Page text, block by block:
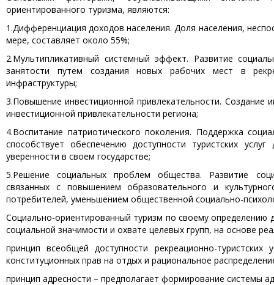
ориентированного туризма, являются:
1.Дифференциация доходов населения. Доля населения,
мере, составляет около 55%;
2.Мультипликативный системный эффект. Развитие
занятости путем создания новых рабочих мест в
инфраструктуры;
3.Повышение инвестиционной привлекательности. Создание
инвестиционной привлекательности региона;
4.Воспитание патриотического поколения. Поддержка
способствует обеспечению доступности туристских
уверенности в своем государстве;
5.Решение социальных проблем общества. Развитие
связанных с повышением образовательного и
потребителей, уменьшением общественной социально-
Социально-ориентированный туризм по своему
социальной значимости и охвате целевых групп, на основе
принцип всеобщей доступности рекреационно-
конституционных прав на отдых и рациональное
принцип адресности – предполагает формирование системы